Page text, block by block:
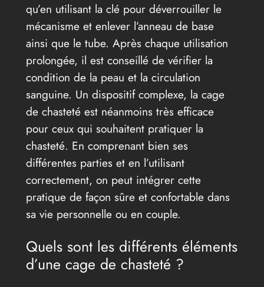
qu’en utilisant la clé pour déverrouiller le
mécanisme et enlever l’anneau de base
ainsi que le tube. Après chaque utilisation
prolongée, il est conseillé de vérifier la
condition de la peau et la circulation
sanguine. Un dispositif complexe, la cage
de chasteté est néanmoins très efficace
pour ceux qui souhaitent pratiquer la
chasteté. En comprenant bien ses
différentes parties et en l’utilisant
correctement, on peut intégrer cette
pratique de façon sûre et confortable dans
sa vie personnelle ou en couple.
Quels sont les différents éléments
d’une cage de chasteté ?